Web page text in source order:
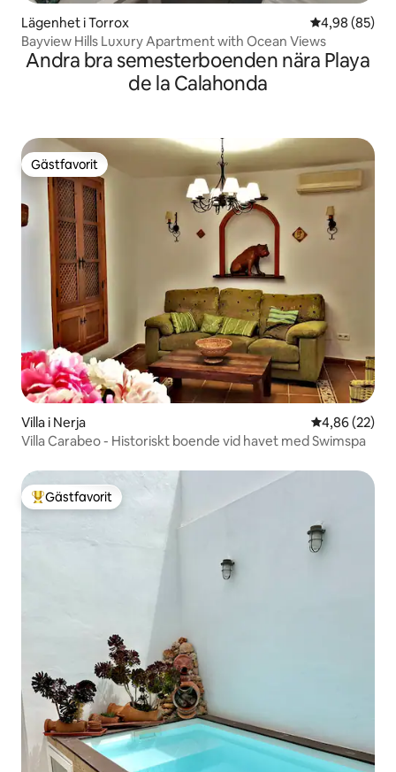
Lägenhet i Torrox 4,98 av 5 i
4,98 (85)
Bayview Hills Luxury Apartment with Ocean Views
Andra bra semesterboenden nära Playa
de la Calahonda
Gästfavorit
Gästfavorit
Villa i Nerja 4,86 av 5 i
4,86 (22)
Villa Carabeo - Historiskt boende vid havet med Swimspa
Populär gästfavorit
Gästfavorit